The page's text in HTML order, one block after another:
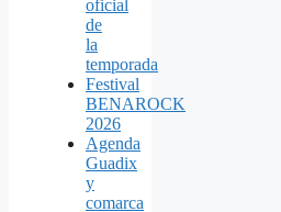
oficial
de
la
temporada
Festival
BENAROCK
2026
Agenda
Guadix
y
comarca